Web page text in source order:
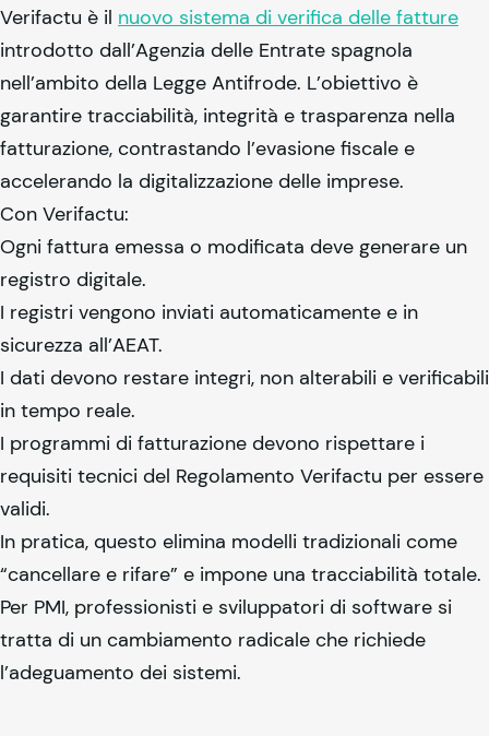
Verifactu è il nuovo sistema di verifica delle fatture
introdotto dall’Agenzia delle Entrate spagnola
nell’ambito della Legge Antifrode. L’obiettivo è
garantire tracciabilità, integrità e trasparenza nella
fatturazione, contrastando l’evasione fiscale e
accelerando la digitalizzazione delle imprese.
Con Verifactu:
Ogni fattura emessa o modificata deve generare un
registro digitale.
I registri vengono inviati automaticamente e in
sicurezza all’AEAT.
I dati devono restare integri, non alterabili e verificabili
in tempo reale.
I programmi di fatturazione devono rispettare i
requisiti tecnici del Regolamento Verifactu per essere
validi.
In pratica, questo elimina modelli tradizionali come
“cancellare e rifare” e impone una tracciabilità totale.
Per PMI, professionisti e sviluppatori di software si
tratta di un cambiamento radicale che richiede
l’adeguamento dei sistemi.